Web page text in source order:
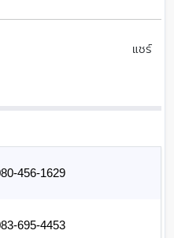
แชร์
456-1629
695-4453